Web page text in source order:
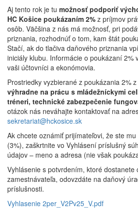
Aj tento rok je tu možnosť podporiť
HC Košice poukázaním 2% z príjmov
osôb. Väčšina z nás má možnosť, pri
priznania, rozhodnúť o tom, kam štát
Stačí, ak do tlačiva daňového priznania
iniciály klubu. Informácie o poukázaní 2%
vaši účtovníci a ekonómovia.
Prostriedky vyzbierané z poukázania 2%
výhradne na prácu s mládežníckymi
tréneri, technické zabezpečenie
otázok nás neváhajte kontaktovať na
sekretariat@hckosice.sk
Ak chcete oznámiť prijímateľovi, že ste
(3%), zaškrtnite vo Vyhlásení príslušný
údajov – meno a adresa (nie však
Vyhlásenie s potvrdením, ktoré dostanete
zamestnávateľa, odovzdáte na daňový
príslušnosti.
Vyhlasenie 2per_V2Pv25_V.pdf